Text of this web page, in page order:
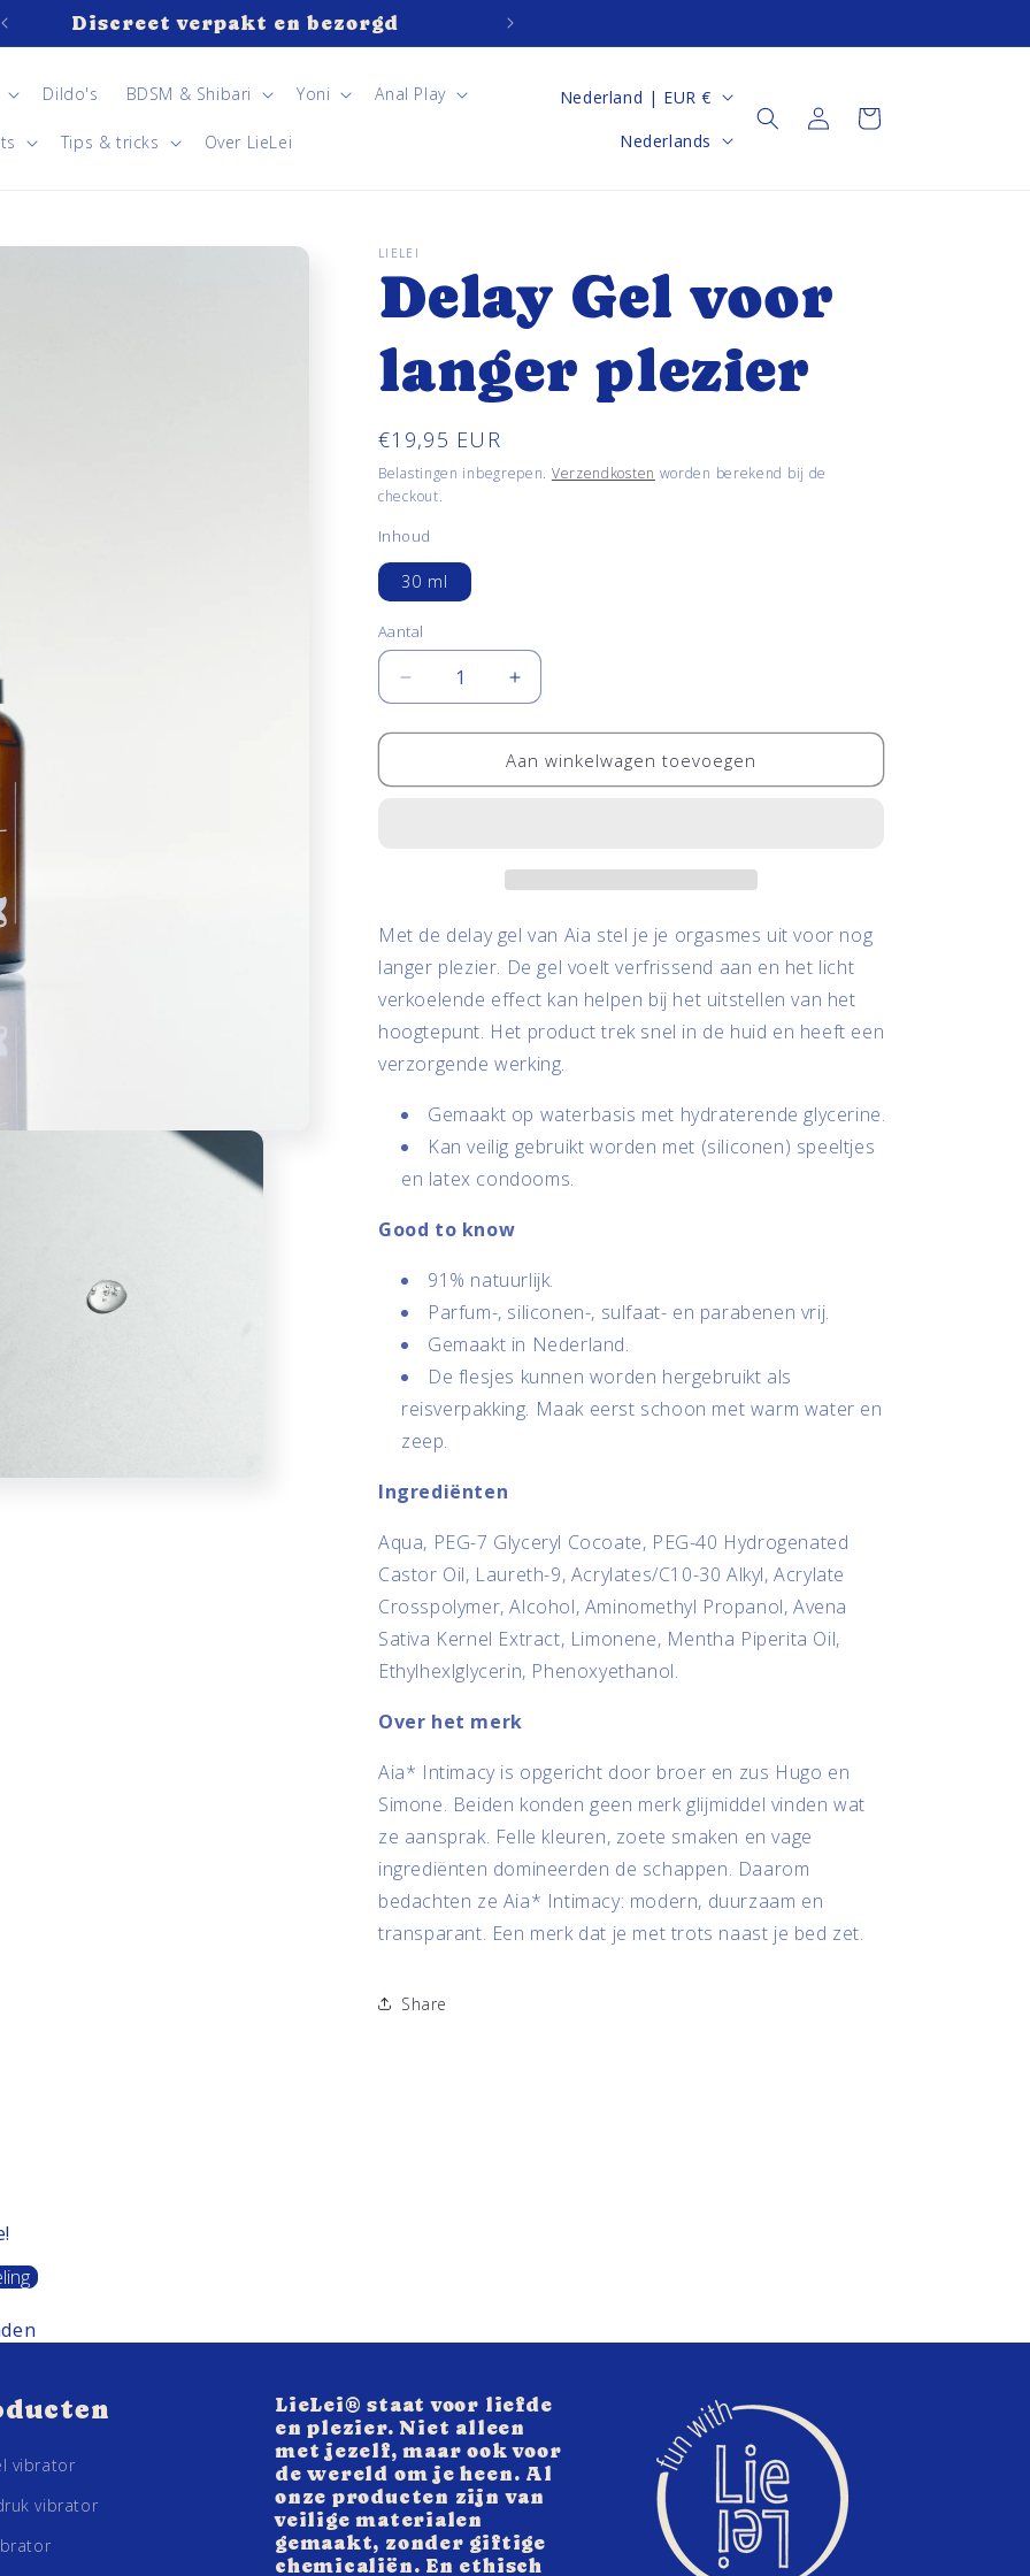
Discreet verpakt en bezorgd
Dildo's BDSM & Shibari Yoni Anal Play
Tips & tricks Over LieLei
L
r
e
g
o
Nederland | EUR €
T
l
Nederlands
InloggenWinkelwagen
LIELEI
Delay Gel voor
langer plezier
Normale
prijs
€19,95 EUR
Belastingen inbegrepen. Verzendkosten worden berekend bij de
checkout.
Inhoud
30 ml
Aantal
Aantal
Aantal
verlagen
voor
Gel
Aantal
verhogen
voor
Delay
Gel
Aan winkelwagen toevoegen
Met de delay gel van Aia stel je je orgasmes uit voor nog
langer plezier. De gel voelt verfrissend aan en het licht
verkoelende effect kan helpen bij het uitstellen van het
hoogtepunt. Het product trek snel in de huid en heeft een
verzorgende werking.
Gemaakt op waterbasis met hydraterende glycerine.
Kan veilig gebruikt worden met (siliconen) speeltjes
en latex condooms.
Good to know
91% natuurlijk.
Parfum-, siliconen-, sulfaat- en parabenen vrij.
Gemaakt in Nederland.
De flesjes kunnen worden hergebruikt als
reisverpakking. Maak eerst schoon met warm water en
zeep.
Ingrediënten
Aqua, PEG-7 Glyceryl Cocoate, PEG-40 Hydrogenated
Castor Oil, Laureth-9, Acrylates/C10-30 Alkyl, Acrylate
Crosspolymer, Alcohol, Aminomethyl Propanol, Avena
Sativa Kernel Extract, Limonene, Mentha Piperita Oil,
Ethylhexlglycerin, Phenoxyethanol.
Over het merk
Aia* Intimacy is opgericht door broer en zus Hugo en
Simone. Beiden konden geen merk glijmiddel vinden wat
ze aansprak. Felle kleuren, zoete smaken en vage
ingrediënten domineerden de schappen. Daarom
bedachten ze Aia* Intimacy: modern, duurzaam en
transparant. Een merk dat je met trots naast je bed zet.
Share
vibrator
vibrator
LieLei® staat voor liefde
en plezier. Niet alleen
met jezelf, maar ook voor
de wereld om je heen. Al
onze producten zijn van
veilige materialen
gemaakt, zonder giftige
chemicaliën. En ethisch